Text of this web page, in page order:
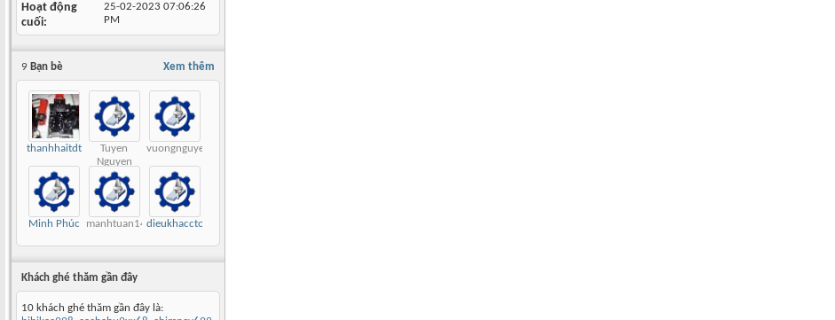
Hoạt động
cuối
25-02-2023 07:06:26
PM
Xem thêm
9 Bạn bè
thanhhaitdt
Tuyen
Nguyen
vuongnguyen
Minh Phúc manhtuan147dieukhaccto
Khách ghé thăm gần đây
10 khách ghé thăm gần đây là: